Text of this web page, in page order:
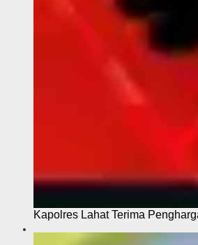
Kapolres Lahat Terima